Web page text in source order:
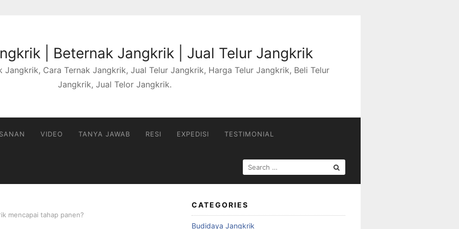
| Beternak Jangkrik | Jual Telur Jangkrik
Jangkrik, Cara Ternak Jangkrik, Jual Telur Jangkrik, Harga Telur Jangkrik, Beli Telur
Jangkrik, Jual Telor Jangkrik.
VIDEO TANYA JAWAB RESI EXPEDISI TESTIMONIAL
SEARCH
FOR:
mencapai tahap panen?
CATEGORIES
Budidaya Jangkrik